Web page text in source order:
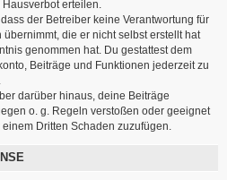
erteilen.
der Betreiber keine Verantwortung für
die er nicht selbst erstellt hat
genommen hat. Du gestattest dem
Beiträge und Funktionen jederzeit zu
darüber hinaus, deine Beiträge
o. g. Regeln verstoßen oder geeignet
Dritten Schaden zuzufügen.